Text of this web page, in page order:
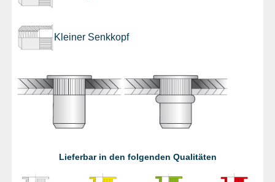
Kleiner Senkkopf
Lieferbar in den folgenden Qualitäten